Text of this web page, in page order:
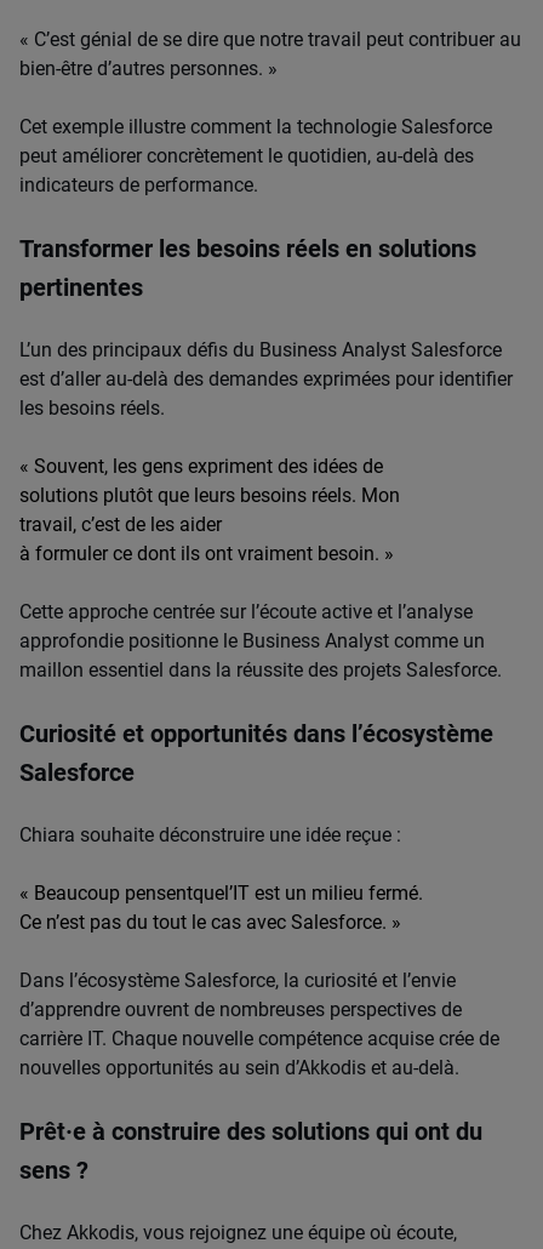
« C’est génial de se dire que notre travail peut contribuer au
bien-être d’autres personnes. »
Cet exemple illustre comment la technologie Salesforce
peut améliorer concrètement le quotidien, au-delà des
indicateurs de performance.
Transformer les besoins réels en solutions
pertinentes
L’un des principaux défis du Business Analyst Salesforce
est d’aller au-delà des demandes exprimées pour identifier
les besoins réels.
« Souvent, les gens expriment des idées de
solutions plutôt que leurs besoins réels. Mon
travail, c’est de les aider
à formuler ce dont ils ont vraiment besoin. »
Cette approche centrée sur l’écoute active et l’analyse
approfondie positionne le Business Analyst comme un
maillon essentiel dans la réussite des projets Salesforce.
Curiosité et opportunités dans l’écosystème
Salesforce
Chiara souhaite déconstruire une idée reçue :
« Beaucoup pensentquel’IT est un milieu fermé.
Ce n’est pas du tout le cas avec Salesforce. »
Dans l’écosystème Salesforce, la curiosité et l’envie
d’apprendre ouvrent de nombreuses perspectives de
carrière IT. Chaque nouvelle compétence acquise crée de
nouvelles opportunités au sein d’Akkodis et au-delà.
Prêt·e à construire des solutions qui ont du
sens ?
Chez Akkodis, vous rejoignez une équipe où écoute,